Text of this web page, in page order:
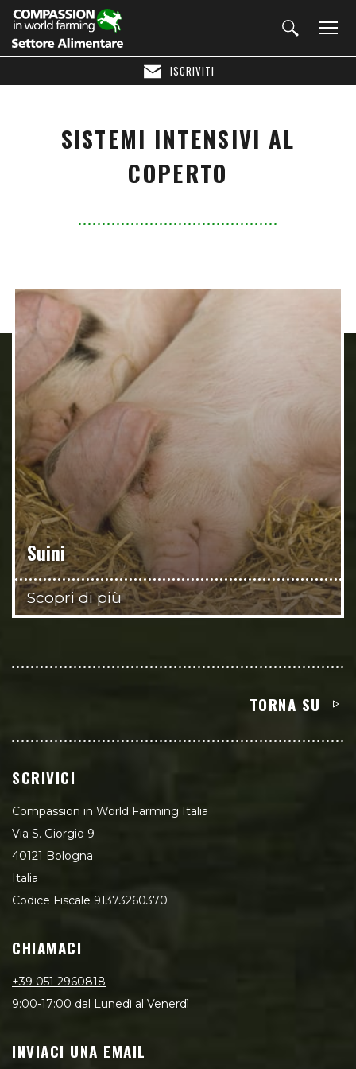
ISCRIVITI
SISTEMI INTENSIVI AL
COPERTO
Suini
Scopri di più
TORNA SU
SCRIVICI
Compassion in World Farming Italia
Via S. Giorgio 9
40121 Bologna
Italia
Codice Fiscale 91373260370
CHIAMACI
+39 051 2960818
9:00-17:00 dal Lunedì al Venerdì
INVIACI UNA EMAIL